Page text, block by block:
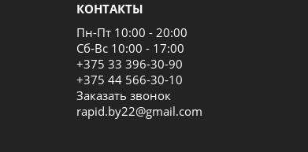
КОНТАКТЫ
Пн-Пт 10:00 - 20:00
Сб-Вс 10:00 - 17:00
+375 33 396-30-90
+375 44 566-30-10
Заказать звонок
rapid.by22@gmail.com